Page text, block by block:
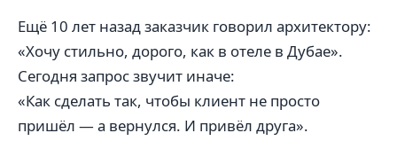
Ещё 10 лет назад заказчик говорил архитектору:
«Хочу стильно, дорого, как в отеле в Дубае».
Сегодня запрос звучит иначе:
«Как сделать так, чтобы клиент не просто
пришёл — а вернулся. И привёл друга».